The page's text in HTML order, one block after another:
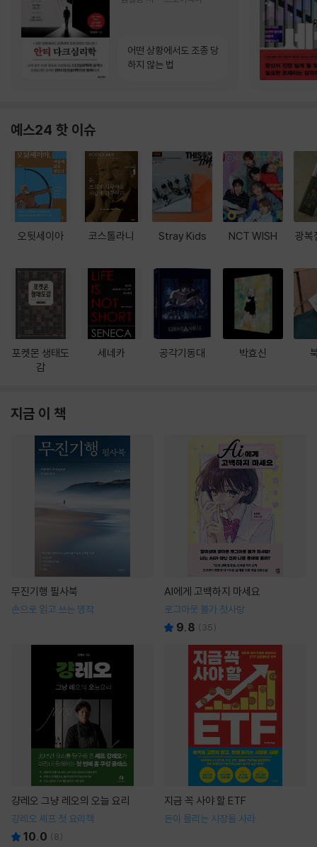
어떤 상황에서도 조종 당
하지 않는 법
예스24 핫 이슈
오뒷세이아
포켓몬 생태도
감
코스톨라니
세네카
Stray Kids
공각기동대
NCT WISH
박효신
광복
지금 이 책
무진기행 필사북
손으로 읽고 쓰는 명작
AI에게 고백하지 마세요
로그아웃 불가 첫사랑
9.8 ( 35)
걍레오 그냥 레오의 오늘 요리
강레오 셰프 첫 요리책
10.0 (8)
지금 꼭 사야 할 ETF
돈이 몰리는 시장을 사라